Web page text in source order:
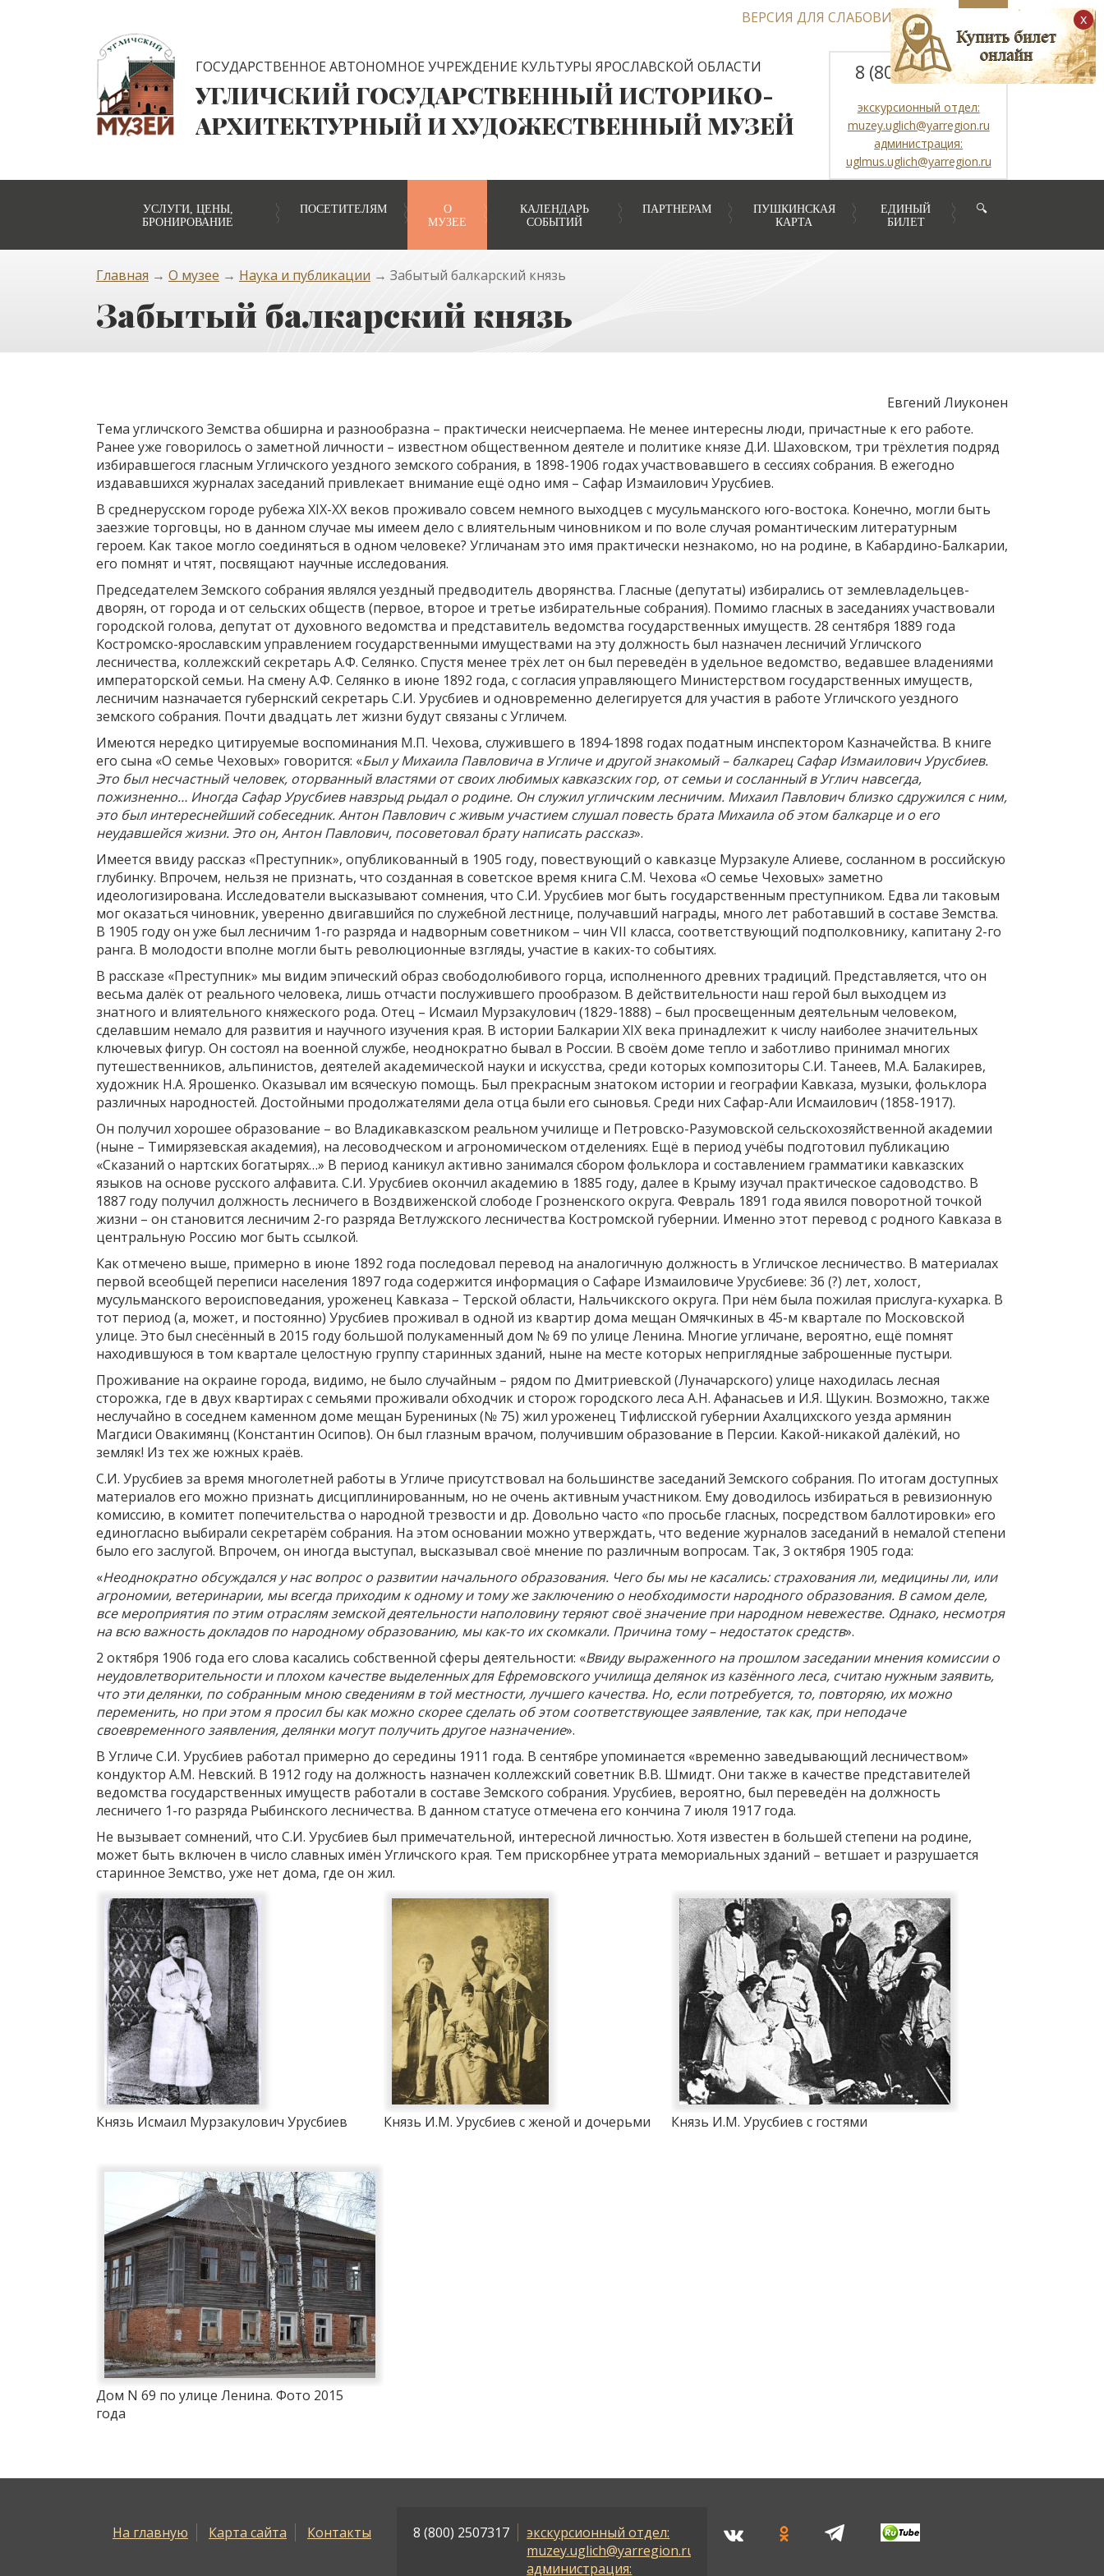
ВЕРСИЯ ДЛЯ СЛАБОВИДЯЩИХ
ГОСУДАРСТВЕННОЕ АВТОНОМНОЕ УЧРЕЖДЕНИЕ КУЛЬТУРЫ ЯРОСЛАВСКОЙ ОБЛАСТИ
УГЛИЧСКИЙ ГОСУДАРСТВЕННЫЙ ИСТОРИКО-
АРХИТЕКТУРНЫЙ И ХУДОЖЕСТВЕННЫЙ МУЗЕЙ
8 (800) 2507317
экскурсионный отдел:
muzey.uglich@yarregion.ru
администрация:
uglmus.uglich@yarregion.ru
УСЛУГИ, ЦЕНЫ,
БРОНИРОВАНИЕ
ПОСЕТИТЕЛЯМ
О
МУЗЕЕ
КАЛЕНДАРЬ
СОБЫТИЙ
ПАРТНЕРАМ
ПУШКИНСКАЯ
КАРТА
ЕДИНЫЙ
БИЛЕТ
🔍
Главная → О музее → Наука и публикации → Забытый балкарский князь
Забытый балкарский князь
Евгений Лиуконен
Тема угличского Земства обширна и разнообразна – практически неисчерпаема. Не менее интересны люди, причастные к его работе.
Ранее уже говорилось о заметной личности – известном общественном деятеле и политике князе Д.И. Шаховском, три трёхлетия подряд
избиравшегося гласным Угличского уездного земского собрания, в 1898-1906 годах участвовавшего в сессиях собрания. В ежегодно
издававшихся журналах заседаний привлекает внимание ещё одно имя – Сафар Измаилович Урусбиев.
В среднерусском городе рубежа XIX-XX веков проживало совсем немного выходцев с мусульманского юго-востока. Конечно, могли быть
заезжие торговцы, но в данном случае мы имеем дело с влиятельным чиновником и по воле случая романтическим литературным
героем. Как такое могло соединяться в одном человеке? Угличанам это имя практически незнакомо, но на родине, в Кабардино-Балкарии,
его помнят и чтят, посвящают научные исследования.
Председателем Земского собрания являлся уездный предводитель дворянства. Гласные (депутаты) избирались от землевладельцев-
дворян, от города и от сельских обществ (первое, второе и третье избирательные собрания). Помимо гласных в заседаниях участвовали
городской голова, депутат от духовного ведомства и представитель ведомства государственных имуществ. 28 сентября 1889 года
Костромско-ярославским управлением государственными имуществами на эту должность был назначен лесничий Угличского
лесничества, коллежский секретарь А.Ф. Селянко. Спустя менее трёх лет он был переведён в удельное ведомство, ведавшее владениями
императорской семьи. На смену А.Ф. Селянко в июне 1892 года, с согласия управляющего Министерством государственных имуществ,
лесничим назначается губернский секретарь С.И. Урусбиев и одновременно делегируется для участия в работе Угличского уездного
земского собрания. Почти двадцать лет жизни будут связаны с Угличем.
Имеются нередко цитируемые воспоминания М.П. Чехова, служившего в 1894-1898 годах податным инспектором Казначейства. В книге
его сына «О семье Чеховых» говорится: «Был у Михаила Павловича в Угличе и другой знакомый – балкарец Сафар Измаилович Урусбиев.
Это был несчастный человек, оторванный властями от своих любимых кавказских гор, от семьи и сосланный в Углич навсегда,
пожизненно… Иногда Сафар Урусбиев навзрыд рыдал о родине. Он служил угличским лесничим. Михаил Павлович близко сдружился с ним,
это был интереснейший собеседник. Антон Павлович с живым участием слушал повесть брата Михаила об этом балкарце и о его
неудавшейся жизни. Это он, Антон Павлович, посоветовал брату написать рассказ».
Имеется ввиду рассказ «Преступник», опубликованный в 1905 году, повествующий о кавказце Мурзакуле Алиеве, сосланном в российскую
глубинку. Впрочем, нельзя не признать, что созданная в советское время книга С.М. Чехова «О семье Чеховых» заметно
идеологизирована. Исследователи высказывают сомнения, что С.И. Урусбиев мог быть государственным преступником. Едва ли таковым
мог оказаться чиновник, уверенно двигавшийся по служебной лестнице, получавший награды, много лет работавший в составе Земства.
В 1905 году он уже был лесничим 1-го разряда и надворным советником – чин VII класса, соответствующий подполковнику, капитану 2-го
ранга. В молодости вполне могли быть революционные взгляды, участие в каких-то событиях.
В рассказе «Преступник» мы видим эпический образ свободолюбивого горца, исполненного древних традиций. Представляется, что он
весьма далёк от реального человека, лишь отчасти послужившего прообразом. В действительности наш герой был выходцем из
знатного и влиятельного княжеского рода. Отец – Исмаил Мурзакулович (1829-1888) – был просвещенным деятельным человеком,
сделавшим немало для развития и научного изучения края. В истории Балкарии XIX века принадлежит к числу наиболее значительных
ключевых фигур. Он состоял на военной службе, неоднократно бывал в России. В своём доме тепло и заботливо принимал многих
путешественников, альпинистов, деятелей академической науки и искусства, среди которых композиторы С.И. Танеев, М.А. Балакирев,
художник Н.А. Ярошенко. Оказывал им всяческую помощь. Был прекрасным знатоком истории и географии Кавказа, музыки, фольклора
различных народностей. Достойными продолжателями дела отца были его сыновья. Среди них Сафар-Али Исмаилович (1858-1917).
Он получил хорошее образование – во Владикавказском реальном училище и Петровско-Разумовской сельскохозяйственной академии
(ныне – Тимирязевская академия), на лесоводческом и агрономическом отделениях. Ещё в период учёбы подготовил публикацию
«Сказаний о нартских богатырях…» В период каникул активно занимался сбором фольклора и составлением грамматики кавказских
языков на основе русского алфавита. С.И. Урусбиев окончил академию в 1885 году, далее в Крыму изучал практическое садоводство. В
1887 году получил должность лесничего в Воздвиженской слободе Грозненского округа. Февраль 1891 года явился поворотной точкой
жизни – он становится лесничим 2-го разряда Ветлужского лесничества Костромской губернии. Именно этот перевод с родного Кавказа в
центральную Россию мог быть ссылкой.
Как отмечено выше, примерно в июне 1892 года последовал перевод на аналогичную должность в Угличское лесничество. В материалах
первой всеобщей переписи населения 1897 года содержится информация о Сафаре Измаиловиче Урусбиеве: 36 (?) лет, холост,
мусульманского вероисповедания, уроженец Кавказа – Терской области, Нальчикского округа. При нём была пожилая прислуга-кухарка. В
тот период (а, может, и постоянно) Урусбиев проживал в одной из квартир дома мещан Омячкиных в 45-м квартале по Московской
улице. Это был снесённый в 2015 году большой полукаменный дом № 69 по улице Ленина. Многие угличане, вероятно, ещё помнят
находившуюся в том квартале целостную группу старинных зданий, ныне на месте которых неприглядные заброшенные пустыри.
Проживание на окраине города, видимо, не было случайным – рядом по Дмитриевской (Луначарского) улице находилась лесная
сторожка, где в двух квартирах с семьями проживали обходчик и сторож городского леса А.Н. Афанасьев и И.Я. Щукин. Возможно, также
неслучайно в соседнем каменном доме мещан Бурениных (№ 75) жил уроженец Тифлисской губернии Ахалцихского уезда армянин
Магдиси Овакимянц (Константин Осипов). Он был глазным врачом, получившим образование в Персии. Какой-никакой далёкий, но
земляк! Из тех же южных краёв.
С.И. Урусбиев за время многолетней работы в Угличе присутствовал на большинстве заседаний Земского собрания. По итогам доступных
материалов его можно признать дисциплинированным, но не очень активным участником. Ему доводилось избираться в ревизионную
комиссию, в комитет попечительства о народной трезвости и др. Довольно часто «по просьбе гласных, посредством баллотировки» его
единогласно выбирали секретарём собрания. На этом основании можно утверждать, что ведение журналов заседаний в немалой степени
было его заслугой. Впрочем, он иногда выступал, высказывал своё мнение по различным вопросам. Так, 3 октября 1905 года:
«Неоднократно обсуждался у нас вопрос о развитии начального образования. Чего бы мы не касались: страхования ли, медицины ли, или
агрономии, ветеринарии, мы всегда приходим к одному и тому же заключению о необходимости народного образования. В самом деле,
все мероприятия по этим отраслям земской деятельности наполовину теряют своё значение при народном невежестве. Однако, несмотря
на всю важность докладов по народному образованию, мы как-то их скомкали. Причина тому – недостаток средств».
2 октября 1906 года его слова касались собственной сферы деятельности: «Ввиду выраженного на прошлом заседании мнения комиссии о
неудовлетворительности и плохом качестве выделенных для Ефремовского училища делянок из казённого леса, считаю нужным заявить,
что эти делянки, по собранным мною сведениям в той местности, лучшего качества. Но, если потребуется, то, повторяю, их можно
переменить, но при этом я просил бы как можно скорее сделать об этом соответствующее заявление, так как, при неподаче
своевременного заявления, делянки могут получить другое назначение».
В Угличе С.И. Урусбиев работал примерно до середины 1911 года. В сентябре упоминается «временно заведывающий лесничеством»
кондуктор А.М. Невский. В 1912 году на должность назначен коллежский советник В.В. Шмидт. Они также в качестве представителей
ведомства государственных имуществ работали в составе Земского собрания. Урусбиев, вероятно, был переведён на должность
лесничего 1-го разряда Рыбинского лесничества. В данном статусе отмечена его кончина 7 июля 1917 года.
Не вызывает сомнений, что С.И. Урусбиев был примечательной, интересной личностью. Хотя известен в большей степени на родине,
может быть включен в число славных имён Угличского края. Тем прискорбнее утрата мемориальных зданий – ветшает и разрушается
старинное Земство, уже нет дома, где он жил.
Князь Исмаил Мурзакулович Урусбиев Князь И.М. Урусбиев с женой и дочерьми Князь И.М. Урусбиев с гостями
Дом N 69 по улице Ленина. Фото 2015
года
x
На главную Карта сайта Контакты 8 (800) 2507317
экскурсионный отдел:
muzey.uglich@yarregion.ru
администрация: